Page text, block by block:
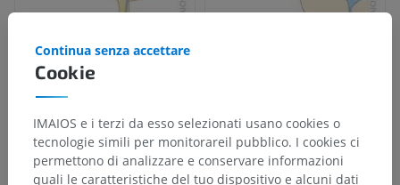
Cookie
Continua senza accettare
IMAIOS e i terzi da esso selezionati usano cookies o
tecnologie simili per monitorareil pubblico. I cookies ci
permettono di analizzare e conservare informazioni
quali le caratteristiche del tuo dispositivo e alcuni dati